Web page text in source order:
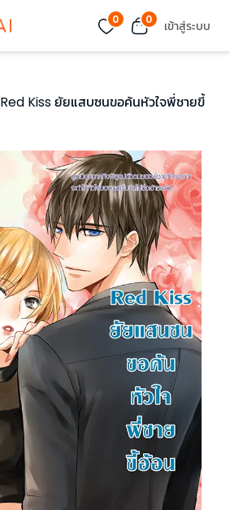
0 0 เข้าสู่ระบบ
Red Kiss ยัยแสบซนขอค้นหัวใจพี่ชายขี้